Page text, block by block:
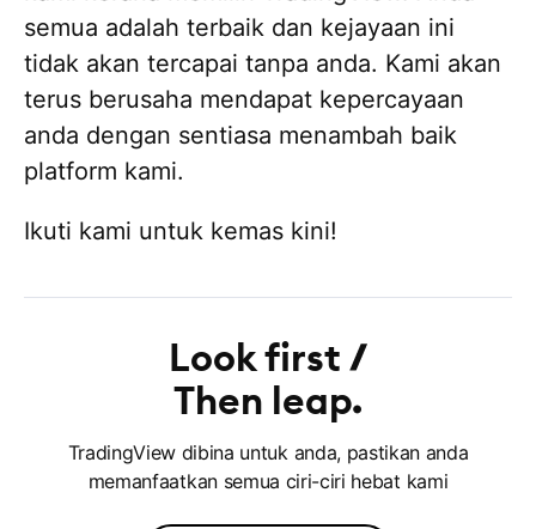
semua adalah terbaik dan kejayaan ini
tidak akan tercapai tanpa anda. Kami akan
terus berusaha mendapat kepercayaan
anda dengan sentiasa menambah baik
platform kami.
Ikuti kami untuk kemas kini!
Look first
Then leap
TradingView dibina untuk anda, pastikan anda
memanfaatkan semua ciri-ciri hebat kami